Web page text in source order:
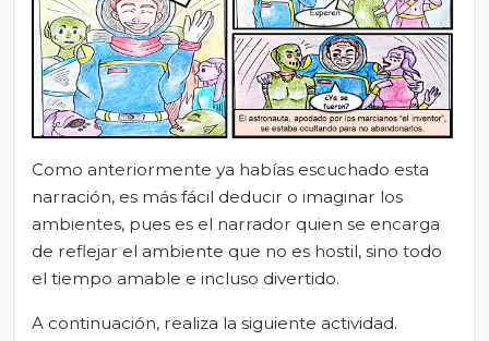
Como anteriormente ya habías escuchado esta
narración, es más fácil deducir o imaginar los
ambientes, pues es el narrador quien se encarga
de reflejar el ambiente que no es hostil, sino todo
el tiempo amable e incluso divertido.
A continuación, realiza la siguiente actividad.